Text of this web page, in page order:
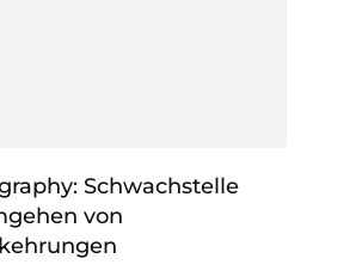
Schwachstelle
von